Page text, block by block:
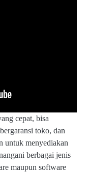
cepat, bisa
toko, dan
untuk menyediakan
berbagai jenis
maupun software